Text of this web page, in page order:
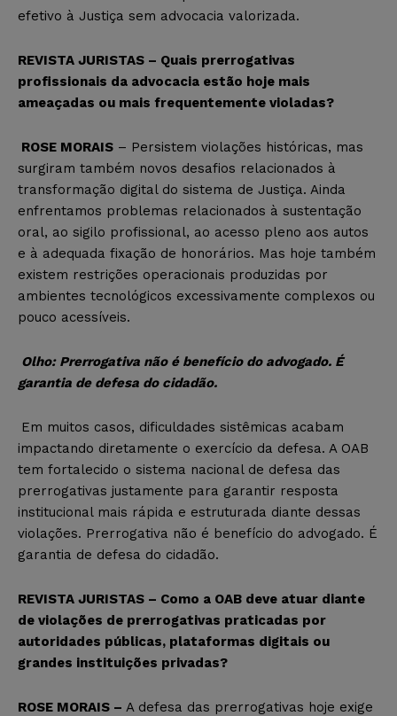
efetivo à Justiça sem advocacia valorizada.
REVISTA JURISTAS – Quais prerrogativas
profissionais da advocacia estão hoje mais
ameaçadas ou mais frequentemente violadas?
ROSE MORAIS – Persistem violações históricas, mas
surgiram também novos desafios relacionados à
transformação digital do sistema de Justiça. Ainda
enfrentamos problemas relacionados à sustentação
oral, ao sigilo profissional, ao acesso pleno aos autos
e à adequada fixação de honorários. Mas hoje também
existem restrições operacionais produzidas por
ambientes tecnológicos excessivamente complexos ou
pouco acessíveis.
Olho: Prerrogativa não é benefício do advogado. É
garantia de defesa do cidadão.
Em muitos casos, dificuldades sistêmicas acabam
impactando diretamente o exercício da defesa. A OAB
tem fortalecido o sistema nacional de defesa das
prerrogativas justamente para garantir resposta
institucional mais rápida e estruturada diante dessas
violações. Prerrogativa não é benefício do advogado. É
garantia de defesa do cidadão.
REVISTA JURISTAS – Como a OAB deve atuar diante
de violações de prerrogativas praticadas por
autoridades públicas, plataformas digitais ou
grandes instituições privadas?
ROSE MORAIS – A defesa das prerrogativas hoje exige